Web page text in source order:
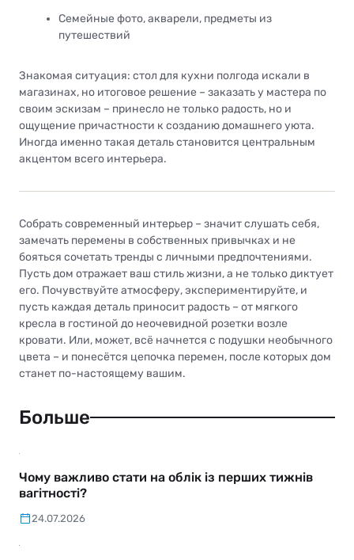
Семейные фото, акварели, предметы из
путешествий
Знакомая ситуация: стол для кухни полгода искали в
магазинах, но итоговое решение – заказать у мастера по
своим эскизам – принесло не только радость, но и
ощущение причастности к созданию домашнего уюта.
Иногда именно такая деталь становится центральным
акцентом всего интерьера.
Собрать современный интерьер – значит слушать себя,
замечать перемены в собственных привычках и не
бояться сочетать тренды с личными предпочтениями.
Пусть дом отражает ваш стиль жизни, а не только диктует
его. Почувствуйте атмосферу, экспериментируйте, и
пусть каждая деталь приносит радость – от мягкого
кресла в гостиной до неочевидной розетки возле
кровати. Или, может, всё начнется с подушки необычного
цвета – и понесётся цепочка перемен, после которых дом
станет по-настоящему вашим.
Больше
Чому важливо стати на облік із перших тижнів
вагітності?
24.07.2026